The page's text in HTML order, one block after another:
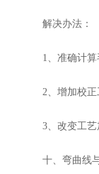
解决办法：
1、准确计算
2、增加校正
3、改变工艺
十、弯曲线与